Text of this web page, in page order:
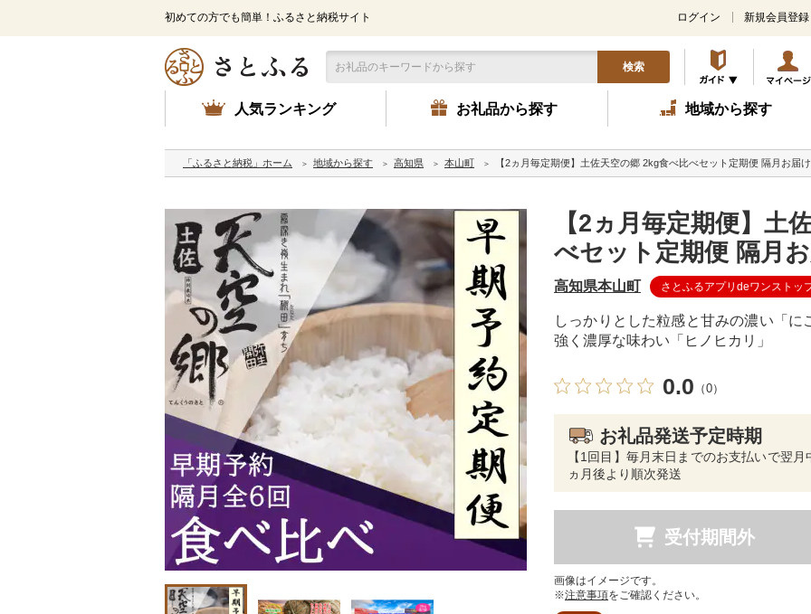
初めての方でも簡単！ふるさと納税サイト ログイン 新規会員登録
検索
人気ランキング お礼品から探す 地域から探す
「ふるさと納税」ホーム 地域から探す 高知県 本山町 【2ヵ月毎定期便】土佐天空の郷 2kg食べ比べセット定期便 隔月お届
【2ヵ月毎定期便】土
べセット定期便 隔月
高知県本山町 さとふるアプリdeワンストッ
しっかりとした粒感と甘みの濃い「
強く濃厚な味わい「ヒノヒカリ」
0.0 （0）
お礼品発送予定時期
【1回目】毎月末日までのお支払いで翌
ヵ月後より順次発送
受付期間外
画像はイメージです。
※注意事項をご確認ください。